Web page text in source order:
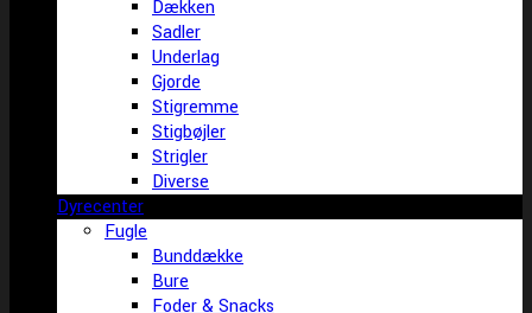
Dækken
Sadler
Underlag
Gjorde
Stigremme
Stigbøjler
Strigler
Diverse
Dyrecenter
Fugle
Bunddække
Bure
Foder & Snacks